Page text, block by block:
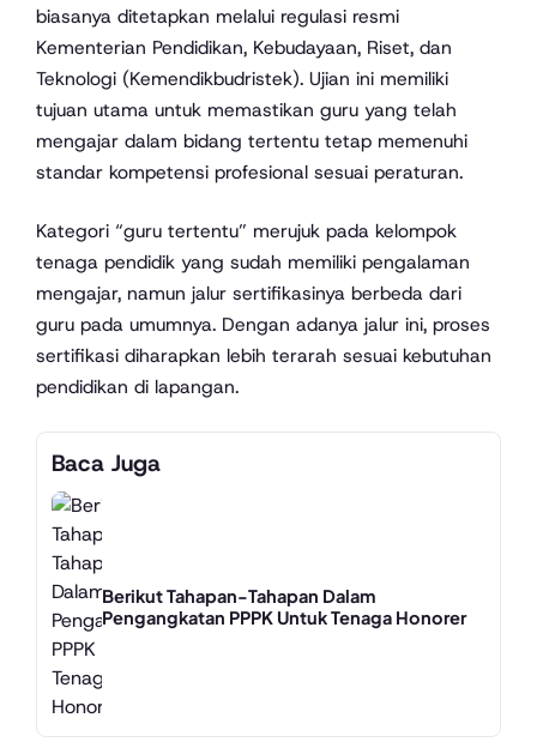
biasanya ditetapkan melalui regulasi resmi
Kementerian Pendidikan, Kebudayaan, Riset, dan
Teknologi (Kemendikbudristek). Ujian ini memiliki
tujuan utama untuk memastikan guru yang telah
mengajar dalam bidang tertentu tetap memenuhi
standar kompetensi profesional sesuai peraturan.
Kategori “guru tertentu” merujuk pada kelompok
tenaga pendidik yang sudah memiliki pengalaman
mengajar, namun jalur sertifikasinya berbeda dari
guru pada umumnya. Dengan adanya jalur ini, proses
sertifikasi diharapkan lebih terarah sesuai kebutuhan
pendidikan di lapangan.
Baca Juga
Berikut Tahapan-Tahapan Dalam
Pengangkatan PPPK Untuk Tenaga Honorer